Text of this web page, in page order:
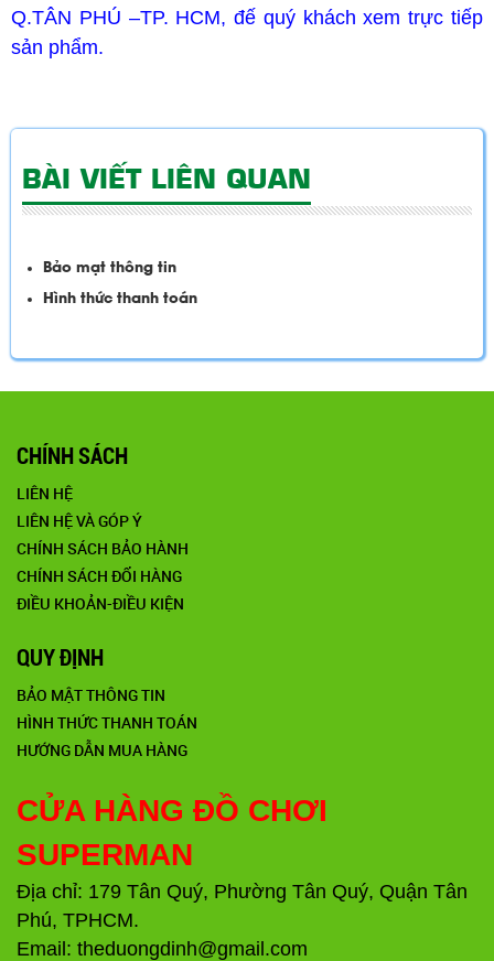
Q.TÂN PHÚ –TP. HCM, đế quý khách xem trực tiếp
sản phẩm.
BÀI VIẾT LIÊN QUAN
Bảo mật thông tin
Hình thức thanh toán
CHÍNH SÁCH
LIÊN HỆ
LIÊN HỆ VÀ GÓP Ý
CHÍNH SÁCH BẢO HÀNH
CHÍNH SÁCH ĐỔI HÀNG
ĐIỀU KHOẢN-ĐIỀU KIỆN
QUY ĐỊNH
BẢO MẬT THÔNG TIN
HÌNH THỨC THANH TOÁN
HƯỚNG DẪN MUA HÀNG
CỬA HÀNG ĐỒ CHƠI
SUPERMAN
Địa chỉ: 179 Tân Quý, Phường Tân Quý, Quận Tân
Phú, TPHCM.
Email: theduongdinh@gmail.com